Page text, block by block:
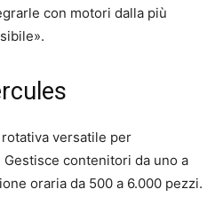
con motori dalla più
versatile per
contenitori da uno a
oraria da 500 a 6.000 pezzi.